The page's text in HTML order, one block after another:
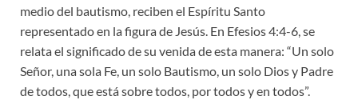
medio del bautismo, reciben el Espíritu Santo
representado en la figura de Jesús. En Efesios 4:4-6, se
relata el significado de su venida de esta manera: “Un solo
Señor, una sola Fe, un solo Bautismo, un solo Dios y Padre
de todos, que está sobre todos, por todos y en todos”.